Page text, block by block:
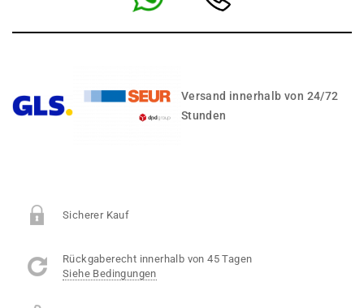
Versand innerhalb von 24/72
Stunden
Sicherer Kauf
Rückgaberecht innerhalb von 45 Tagen
Siehe Bedingungen